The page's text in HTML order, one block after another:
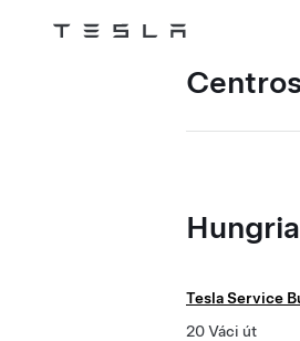
Tesla
Hungria
Tesla Service
20 Váci út